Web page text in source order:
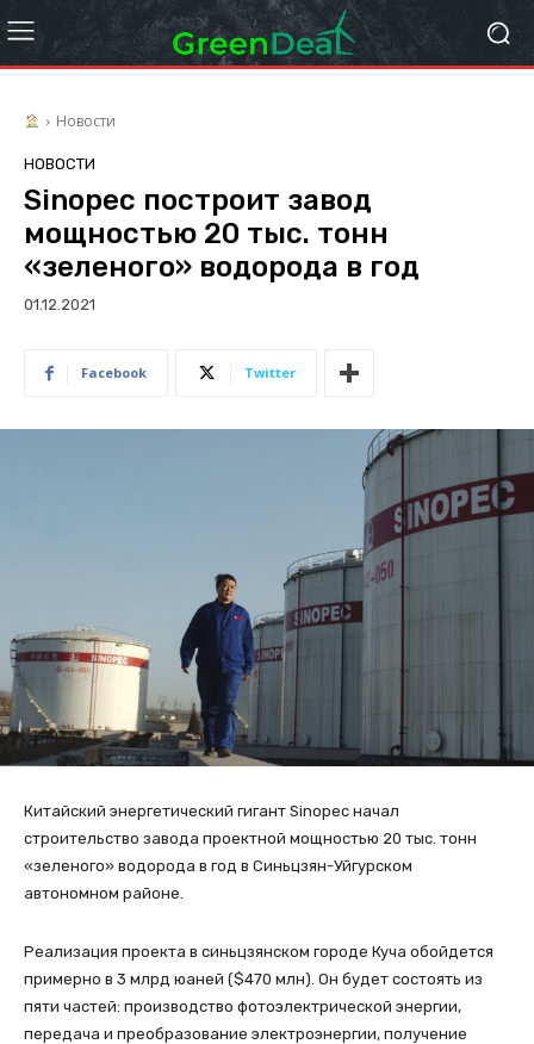
Новости
НОВОСТИ
Sinopec построит завод
мощностью 20 тыс. тонн
«зеленого» водорода в год
01.12.2021
Facebook Twitter
Китайский энергетический гигант Sinopec начал
строительство завода проектной мощностью 20 тыс. тонн
«зеленого» водорода в год в Синьцзян-Уйгурском
автономном районе.
Реализация проекта в синьцзянском городе Куча обойдется
примерно в 3 млрд юаней ($470 млн). Он будет состоять из
пяти частей: производство фотоэлектрической энергии,
передача и преобразование электроэнергии, получение